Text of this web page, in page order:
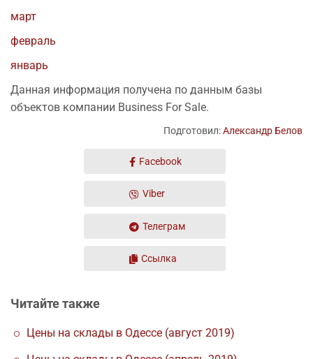
март
февраль
январь
Данная информация получена по данным базы
объектов компании Business For Sale.
Подготовил:Александр Белов
Facebook
Viber
Телеграм
Ссылка
Читайте также
Цены на склады в Одессе (август 2019)